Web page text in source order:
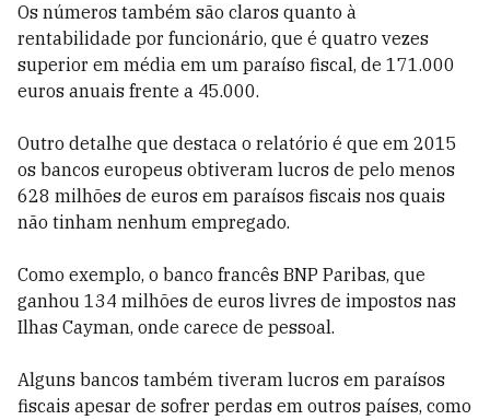
Os números também são claros quanto à
rentabilidade por funcionário, que é quatro vezes
superior em média em um paraíso fiscal, de 171.000
euros anuais frente a 45.000.
Outro detalhe que destaca o relatório é que em 2015
os bancos europeus obtiveram lucros de pelo menos
628 milhões de euros em paraísos fiscais nos quais
não tinham nenhum empregado.
Como exemplo, o banco francês BNP Paribas, que
ganhou 134 milhões de euros livres de impostos nas
Ilhas Cayman, onde carece de pessoal.
Alguns bancos também tiveram lucros em paraísos
fiscais apesar de sofrer perdas em outros países, como